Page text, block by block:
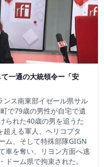
一通の大統領令ー「安
ス南東部イゼール県サル
で79歳の男性が自宅で遺
られた40歳の男を追うた
える軍人、ヘリコプタ
ム、そして特殊部隊GIGN
車を奪い、リヨン方面へ逃
ーム県で拘束された。